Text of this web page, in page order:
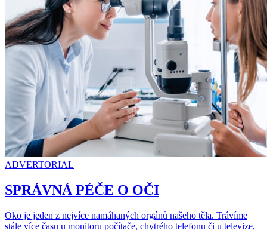
ADVERTORIAL
SPRÁVNÁ PÉČE O OČI
Oko je jeden z nejvíce namáhaných orgánů našeho těla. Trávíme
stále více času u monitoru počítače, chytrého telefonu či u televize,